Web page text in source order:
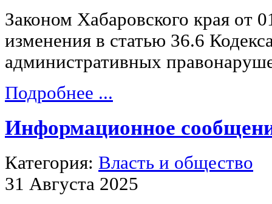
Законом Хабаровского края от
изменения в статью 36.6
административных
Подробнее ...
Информационное
Категория: Власть и общество
31 Августа 2025